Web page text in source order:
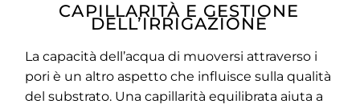
CAPILLARITÀ E GESTIONE
DELL’IRRIGAZIONE
La capacità dell’acqua di muoversi attraverso i
pori è un altro aspetto che influisce sulla qualità
del substrato. Una capillarità equilibrata aiuta a